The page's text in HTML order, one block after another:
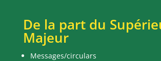
De la part du
Majeur
Messages/circulars